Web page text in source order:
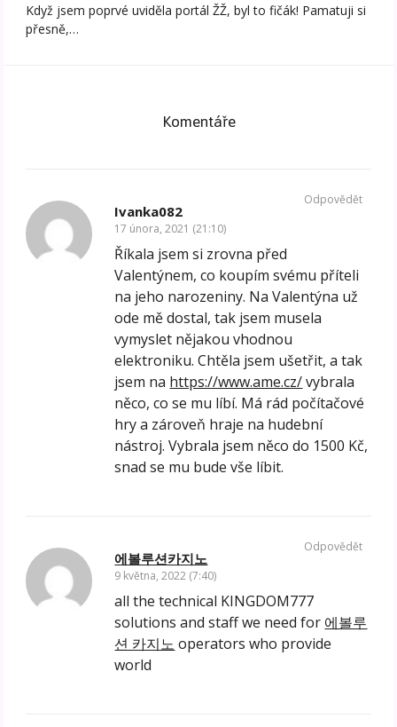
Když jsem poprvé uviděla portál ŽŽ, byl to fičák! Pamatuji si
přesně,…
Komentáře
Ivanka082
17 února, 2021 (21:10)
Říkala jsem si zrovna před
Valentýnem, co koupím svému příteli
na jeho narozeniny. Na Valentýna už
ode mě dostal, tak jsem musela
vymyslet nějakou vhodnou
elektroniku. Chtěla jsem ušetřit, a tak
jsem na https://www.ame.cz/vybrala
něco, co se mu líbí. Má rád počítačové
hry a zároveň hraje na hudební
nástroj. Vybrala jsem něco do 1500 Kč,
snad se mu bude vše líbit.
Odpovědět
에볼루션카지노
9 května, 2022 (7:40)
all the technical KINGDOM777
solutions and staff we need for 에볼루
션 카지노 operators who provide
world
Odpovědět